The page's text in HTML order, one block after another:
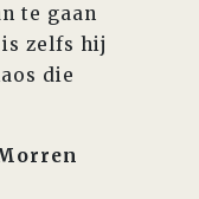
te gaan
zelfs hij
die